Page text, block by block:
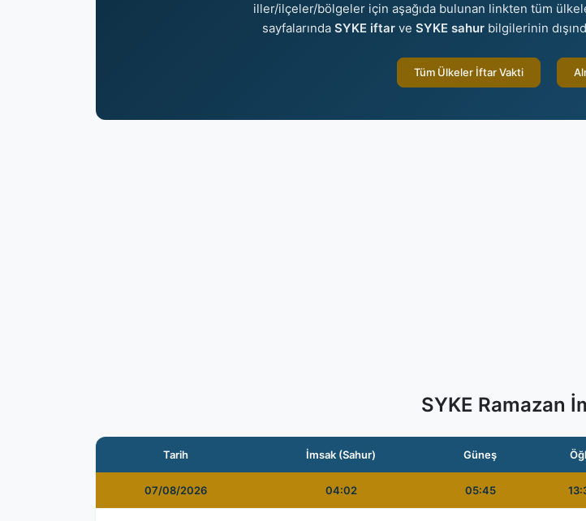
iller/ilçeler/bölgeler için aşağıda bulunan linkten tüm
sayfalarında SYKE iftar ve SYKE sahur bilgilerinin
Tüm Ülkeler İftar Vakti
SYKE Ramazan
Tarih İmsak (Sahur) Güneş
07/08/2026 04:02 05:45